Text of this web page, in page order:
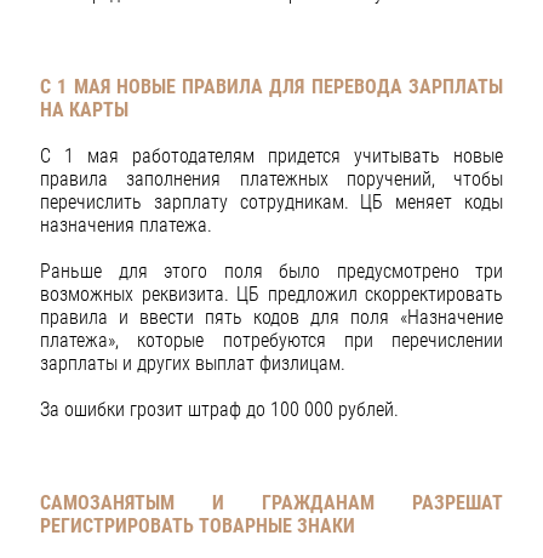
С 1 МАЯ НОВЫЕ ПРАВИЛА ДЛЯ ПЕРЕВОДА ЗАРПЛАТЫ
НА КАРТЫ
С 1 мая работодателям придется учитывать новые
правила заполнения платежных поручений, чтобы
перечислить зарплату сотрудникам. ЦБ меняет коды
назначения платежа.
Раньше для этого поля было предусмотрено три
возможных реквизита. ЦБ предложил скорректировать
правила и ввести пять кодов для поля «Назначение
платежа», которые потребуются при перечислении
зарплаты и других выплат физлицам.
За ошибки грозит штраф до 100 000 рублей.
САМОЗАНЯТЫМ И ГРАЖДАНАМ РАЗРЕШАТ
РЕГИСТРИРОВАТЬ ТОВАРНЫЕ ЗНАКИ